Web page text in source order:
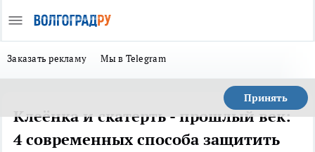
Заказать рекламу Мы в Telegram
Принять
Клеёнка и скатерть - прошлый век:
4 современных способа защитить